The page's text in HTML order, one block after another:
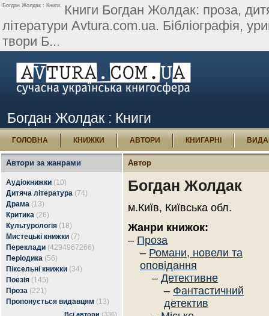
Богдан Жолдак : Книги. Книги Богдан Жолдак: проза,
літератури Avtura.com.ua. Бібліографія,
твори Б...
Богдан Жолдак : Книги
ГОЛОВНА КНИЖКИ АВТОРИ КНИГАРНІ
Автори за жанрами
Аудіокнижки (10)
Дитяча література (74)
Драма (13)
Критика (26)
Культурологія (18)
Мистецькі книжки (7)
Переклади (4294967266)
Періодика (56)
Піксельні книжки (34)
Поезія (145)
Проза (221)
Пропонується видавцям (13)
Всі автори (336)
Автор
Богдан Жолдак
м.Київ, Київська обл.
Жанри книжок:
– Проза
– Романи, новели та
оповідання
– Детективне
– Фантастичний
детектив